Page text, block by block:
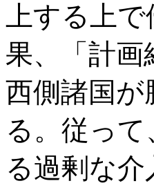
上する上
果、「計画
西側諸国
る。従っ
る過剰な